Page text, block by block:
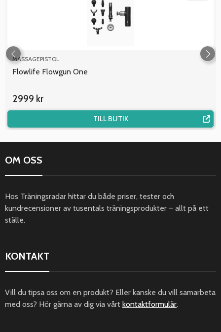
MASSAGEPISTOL
Flowlife Flowgun One
2999 kr
TILL BUTIK
OM OSS
Hos Träningsradar hittar du både priser, tester och
kundrecensioner av tusentals träningsprodukter – allt på ett
ställe.
KONTAKT
Vill du tipsa oss om en produkt? Eller kanske du vill samarbeta
med oss? Hör gärna av dig via vårt kontaktformulär.